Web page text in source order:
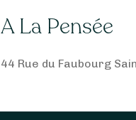
A La Pensée
44 Rue du Faubourg